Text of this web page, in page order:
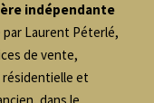
indépendante
par Laurent Péterlé,
de vente,
et